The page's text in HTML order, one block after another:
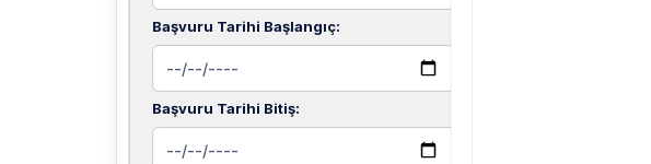
Başvuru Tarihi Başlangıç:
Başvuru Tarihi Bitiş: